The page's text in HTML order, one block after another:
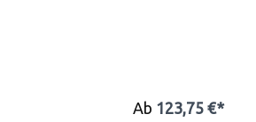
Ab 123,75 €*